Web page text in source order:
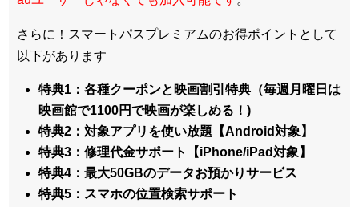
さらに！スマートパスプレミアムのお得ポイントとして
以下があります
特典1：各種クーポンと映画割引特典（毎週月曜日は
映画館で1100円で映画が楽しめる！)
特典2：対象アプリを使い放題【Android対象】
特典3：修理代金サポート【iPhone/iPad対象】
特典4：最大50GBのデータお預かりサービス
特典5：スマホの位置検索サポート